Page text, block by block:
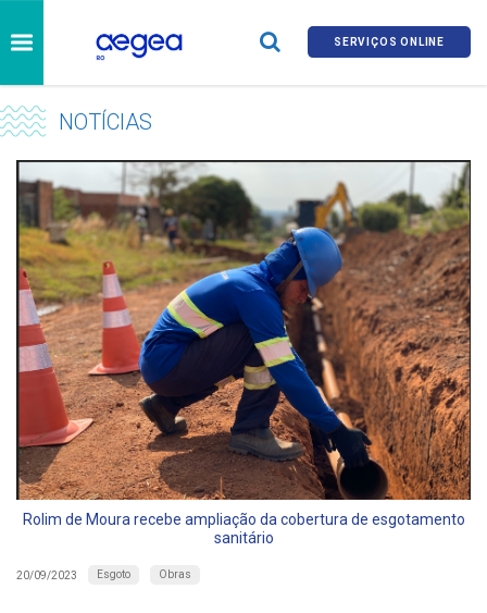
SERVIÇOS ONLINE
NOTÍCIAS
Rolim de Moura recebe ampliação da cobertura de esgotamento
sanitário
20/09/2023 Esgoto Obras